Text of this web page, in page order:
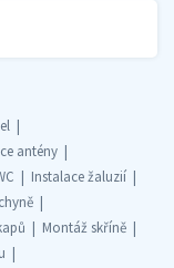
antény
Instalace žaluzií
Montáž skříně